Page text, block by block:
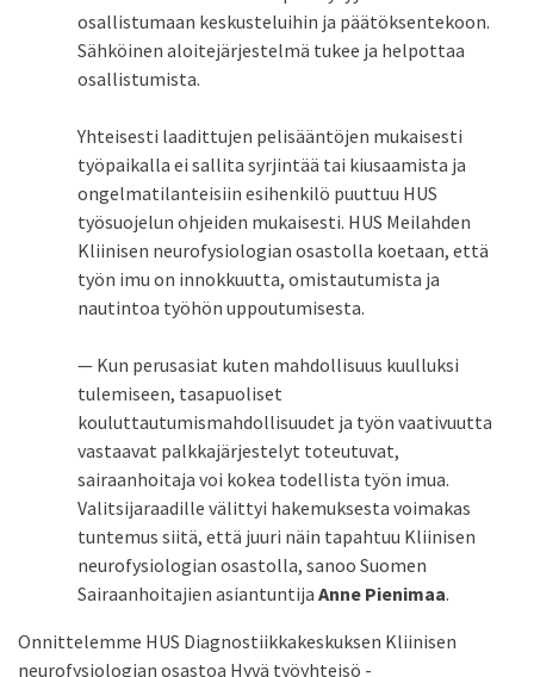
osallistumaan keskusteluihin ja päätöksentekoon.
Sähköinen aloitejärjestelmä tukee ja helpottaa
osallistumista.
Yhteisesti laadittujen pelisääntöjen mukaisesti
työpaikalla ei sallita syrjintää tai kiusaamista ja
ongelmatilanteisiin esihenkilö puuttuu HUS
työsuojelun ohjeiden mukaisesti. HUS Meilahden
Kliinisen neurofysiologian osastolla koetaan, että
työn imu on innokkuutta, omistautumista ja
nautintoa työhön uppoutumisesta.
— Kun perusasiat kuten mahdollisuus kuulluksi
tulemiseen, tasapuoliset
kouluttautumismahdollisuudet ja työn vaativuutta
vastaavat palkkajärjestelyt toteutuvat,
sairaanhoitaja voi kokea todellista työn imua.
Valitsijaraadille välittyi hakemuksesta voimakas
tuntemus siitä, että juuri näin tapahtuu Kliinisen
neurofysiologian osastolla, sanoo Suomen
Sairaanhoitajien asiantuntija Anne Pienimaa.
Onnittelemme HUS Diagnostiikkakeskuksen Kliinisen
neurofysiologian osastoa Hyvä työyhteisö -